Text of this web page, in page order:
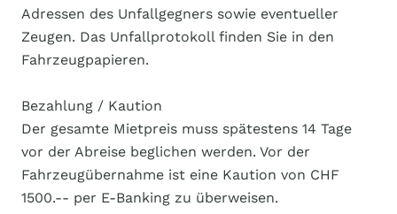
Adressen des Unfallgegners sowie eventueller
Zeugen. Das Unfallprotokoll finden Sie in den
Fahrzeugpapieren.
Bezahlung / Kaution
Der gesamte Mietpreis muss spätestens 14 Tage
vor der Abreise beglichen werden. Vor der
Fahrzeugübernahme ist eine Kaution von CHF
1500.-- per E-Banking zu überweisen.